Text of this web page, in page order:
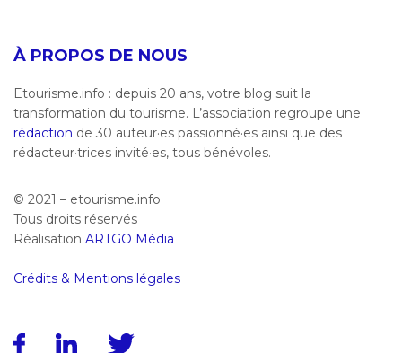
À PROPOS DE NOUS
Etourisme.info : depuis 20 ans, votre blog suit la
transformation du tourisme. L’association regroupe une
rédaction de 30 auteur·es passionné·es ainsi que des
rédacteur·trices invité·es, tous bénévoles.
© 2021 – etourisme.info
Tous droits réservés
Réalisation ARTGO Média
Crédits & Mentions légales